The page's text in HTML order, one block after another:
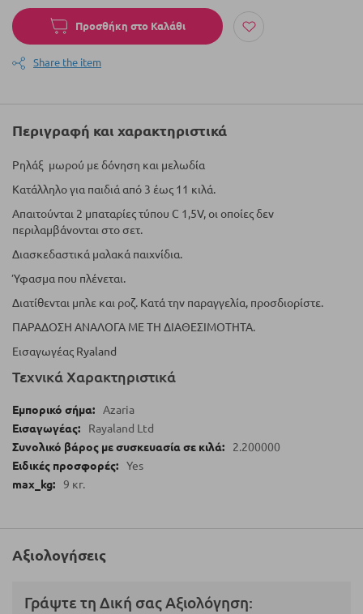
Προσθήκη στο Καλάθι
Share the item
Περιγραφή και χαρακτηριστικά
Ρηλάξ μωρού με δόνηση και μελωδία
Κατάλληλο για παιδιά από 3 έως 11 κιλά.
Απαιτούνται 2 μπαταρίες τύπου C 1,5V, οι οποίες δεν
περιλαμβάνονται στο σετ.
Διασκεδαστικά μαλακά παιχνίδια.
Ύφασμα που πλένεται.
Διατίθενται μπλε και ροζ. Κατά την παραγγελία, προσδιορίστε.
ΠΑΡΑΔΟΣΗ ΑΝΑΛΟΓΑ ΜΕ ΤΗ ΔΙΑΘΕΣΙΜΟΤΗΤΑ.
Εισαγωγέας Ryaland
Τεχνικά Χαρακτηριστικά
Azaria
Rayaland Ltd
2.200000
Yes
9 кг.
Αξιολογήσεις
Γράψτε τη Δική σας Αξιολόγηση: